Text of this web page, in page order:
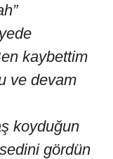
kaybettim
ve devam
koyduğun
gördün